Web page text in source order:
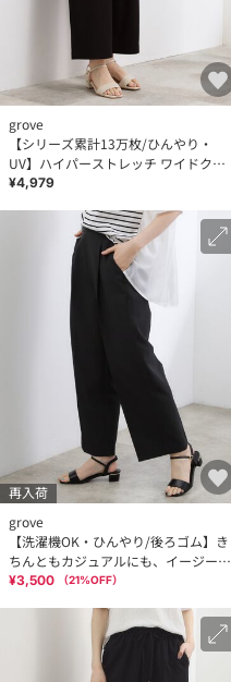
grove
【シリーズ累計13万枚/ひんやり・
UV】ハイパーストレッチ ワイドクロ
ップドパンツ
¥4,979
再入荷
grove
【洗濯機OK・ひんやり/後ろゴム】き
ちんともカジュアルにも、イージーワ
イドパンツ
¥3,500 （21%OFF）